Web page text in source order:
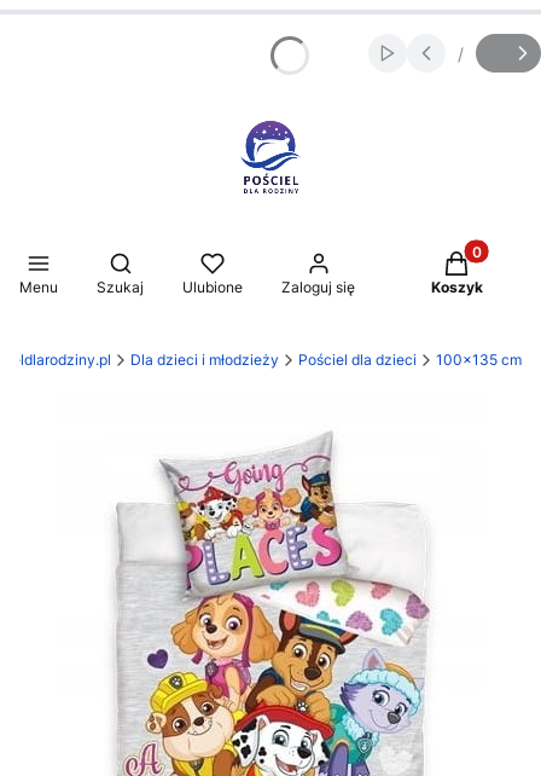
Włącz Slajd
/
z
Menu
Otwórz wyszukiwarkę
Szukaj Ulubione Zaloguj się
Produkty
Koszyk
Dla dzieci i młodzieży Pościel dla dzieci 100x135 cm